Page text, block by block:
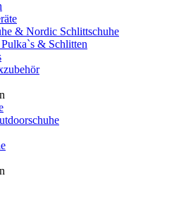
& Nordic Schlittschuhe
& Schlitten